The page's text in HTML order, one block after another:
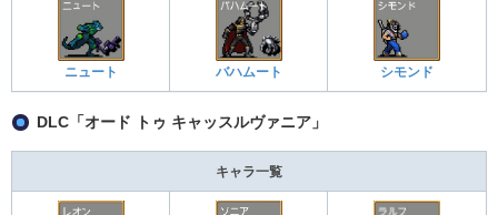
ニュート バハムート シモンド
DLC「オード トゥ キャッスルヴァニア」
キャラ一覧